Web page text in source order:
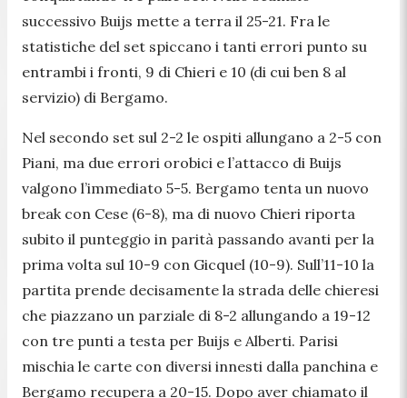
successivo Buijs mette a terra il 25-21. Fra le
statistiche del set spiccano i tanti errori punto su
entrambi i fronti, 9 di Chieri e 10 (di cui ben 8 al
servizio) di Bergamo.
Nel secondo set sul 2-2 le ospiti allungano a 2-5 con
Piani, ma due errori orobici e l’attacco di Buijs
valgono l’immediato 5-5. Bergamo tenta un nuovo
break con Cese (6-8), ma di nuovo Chieri riporta
subito il punteggio in parità passando avanti per la
prima volta sul 10-9 con Gicquel (10-9). Sull’11-10 la
partita prende decisamente la strada delle chieresi
che piazzano un parziale di 8-2 allungando a 19-12
con tre punti a testa per Buijs e Alberti. Parisi
mischia le carte con diversi innesti dalla panchina e
Bergamo recupera a 20-15. Dopo aver chiamato il